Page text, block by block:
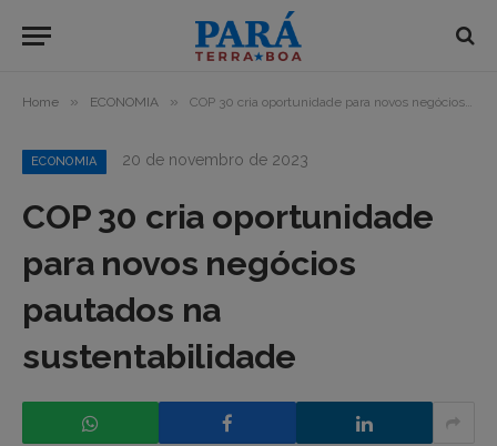
Home » ECONOMIA » COP 30 cria oportunidade para novos negócios pautados na sustentabilidade
ECONOMIA 20 de novembro de 2023
COP 30 cria oportunidade
para novos negócios
pautados na
sustentabilidade